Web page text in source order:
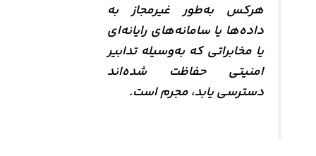
هرکس به‌طور غیرمجاز به
داده‌ها یا سامانه‌های رایانه‌ای
یا مخابراتی که به‌وسیله تدابیر
امنیتی حفاظت شده‌اند
دسترسی یابد، مجرم است.